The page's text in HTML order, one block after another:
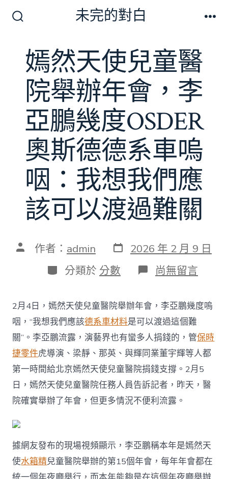
換
開
關
未完的對白
嫣然天使兒童醫
院舉辦年會，李
亞鵬幾度OSDER
奧斯德德系車嗚
咽：我想我們應
該可以渡過難關
文 作者： admin 發
表
日
期
2026 年 2 月 9 日
分
類
分類於 分數 在
〈嫣
天
使
兒
童
醫
院
舉
辦
年
會，
李
度
OSDER
奧
斯
尚無留言
2月4日，嫣然天使兒童醫院舉辦年會，李亞鵬幾度嗚
咽，“我想我們應該德系車材料是可以渡過這個難
關”。李亞鵬流露，演藝界也有蠻多人捐錢的，管保時
捷零件虎導演、梁靜、那英、與輝同業董宇輝等人都
第一時間給北京嫣然天使兒童醫院捐錢支撐。2月5
日，嫣然天使兒童醫院任務人員告訴記者，昨天，醫
院確實舉辦了年會，但更多情況不便利流露。
據網友發布的現場視頻顯示，李亞鵬稱本年是嫣然天
使水箱精兒童醫院舉辦的第15個年會，每年年會都在